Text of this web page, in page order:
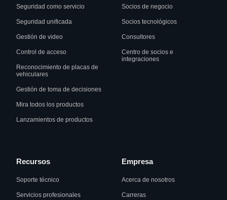
Seguridad como servicio
Seguridad unificada
Gestión de video
Control de acceso
Reconocimiento de placas de
vehiculares
Gestión de toma de decisiones
Mira todos los productos
Lanzamientos de productos
Socios de negocio
Socios tecnológicos
Consultores
Centro de socios e
integraciones
Recursos
Soporte técnico
Servicios profesionales
Empresa
Acerca de nosotros
Carreras